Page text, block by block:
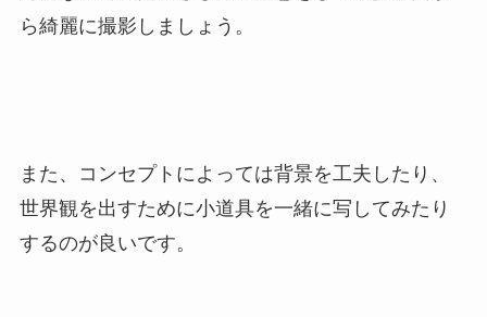
ら綺麗に撮影しましょう。
また、コンセプトによっては背景を工夫したり、
世界観を出すために小道具を一緒に写してみたり
するのが良いです。